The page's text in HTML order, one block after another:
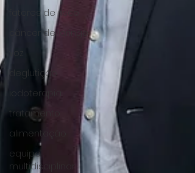
fatores de risco
câncer de laringe
voz
deglutição
iodoterapia
tratamento
alimentação
equipe
multidisciplinar